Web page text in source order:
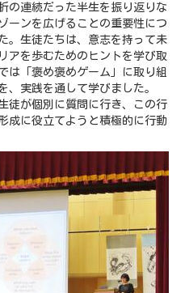
の連続だった半生を振り返りな
ーンを広げることの重要性につ
。生徒たちは、意志を持って未
アを歩むためのヒントを学び取
は「褒め褒めゲーム」に取り組
、実践を通して学びました。
徒が個別に質問に行き、この行
成に役立てようと積極的に行動